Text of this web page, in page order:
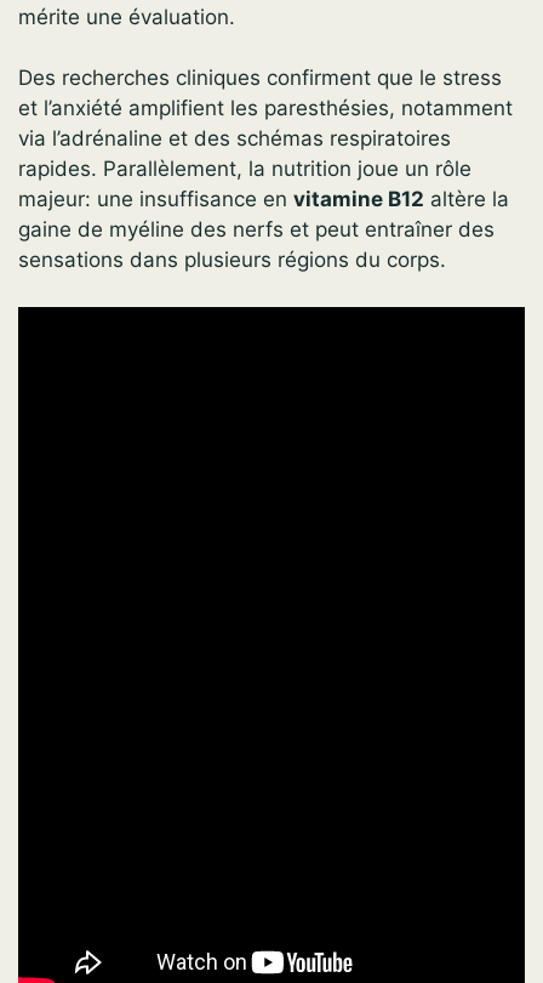
mérite une évaluation.
Des recherches cliniques confirment que le stress
et l’anxiété amplifient les paresthésies, notamment
via l’adrénaline et des schémas respiratoires
rapides. Parallèlement, la nutrition joue un rôle
majeur: une insuffisance en vitamine B12 altère la
gaine de myéline des nerfs et peut entraîner des
sensations dans plusieurs régions du corps.